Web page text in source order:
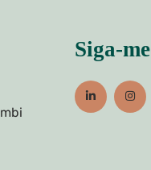
Siga-me